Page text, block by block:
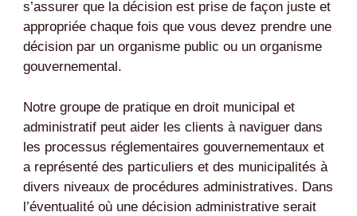
s’assurer que la décision est prise de façon juste et
appropriée chaque fois que vous devez prendre une
décision par un organisme public ou un organisme
gouvernemental.
Notre groupe de pratique en droit municipal et
administratif peut aider les clients à naviguer dans
les processus réglementaires gouvernementaux et
a représenté des particuliers et des municipalités à
divers niveaux de procédures administratives. Dans
l’éventualité où une décision administrative serait